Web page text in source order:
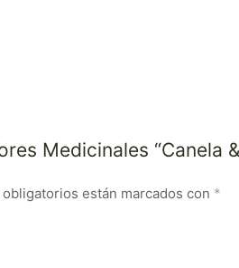
Medicinales “Canela
obligatorios están marcados con *